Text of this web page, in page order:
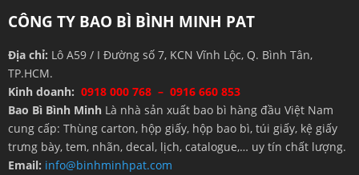
CÔNG TY BAO BÌ BÌNH MINH PAT
Địa chỉ: Lô A59 / I Đường số 7, KCN Vĩnh Lộc, Q. Bình Tân,
TP.HCM.
Kinh doanh: 0918 000 768 – 0916 660 853
Bao Bì Bình Minh Là nhà sản xuất bao bì hàng đầu Việt Nam
cung cấp: Thùng carton, hộp giấy, hộp bao bì, túi giấy, kệ giấy
trưng bày, tem, nhãn, decal, lịch, catalogue,… uy tín chất lượng.
Email: info@binhminhpat.com